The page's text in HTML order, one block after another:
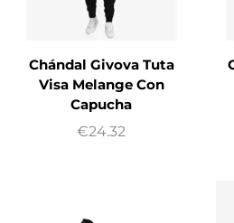
Chándal Givova Tuta
Visa Melange Con
Capucha
€24.32